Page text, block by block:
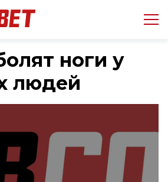
ноги у
людей